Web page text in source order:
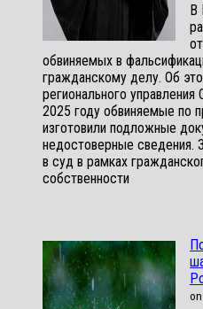
В
обвиняемых в
гражданскому делу. Об
регионального
2025 году обвиняемые по
изготовили подложные
недостоверные сведения.
в суд в рамках
собственности